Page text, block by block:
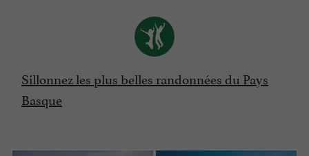
Sillonnez les plus belles randonnées du Pays
Basque